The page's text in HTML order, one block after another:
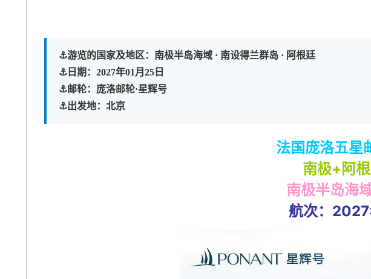
⚓️游览的国家及地区：南极半岛海域 · 南设得兰群岛 · 阿根廷
⚓️日期：2027年01月25日
⚓️邮轮：庞洛邮轮·星辉号
⚓️出发地：北京
法国庞洛五星
南极+阿
南极半岛海
航次：